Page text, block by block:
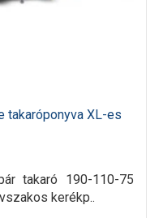
takaróponyva XL-es
takaró 190-110-75
kerékp..